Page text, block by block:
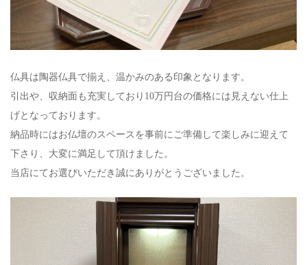
仏具は陶器仏具で揃え、温かみのある印象となります。
引出や、収納面も充実しており10万円台の価格には見えない仕上
げとなっております。
納品時にはお仏壇のスペースを事前にご準備して楽しみに迎えて
下さり、大変に満足して頂けました。
当店にてお選びいただき誠にありがとうございました。